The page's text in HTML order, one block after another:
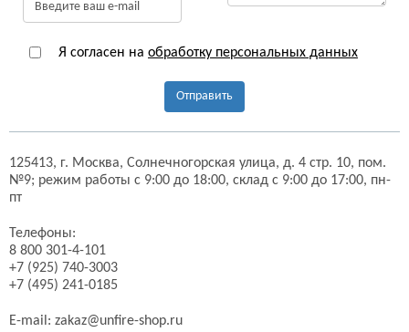
Я согласен на обработку персональных данных
Отправить
125413, г. Москва, Солнечногорская улица, д. 4 стр. 10, пом.
№9; режим работы с 9:00 до 18:00, склад с 9:00 до 17:00, пн-
пт
Телефоны:
8 800 301-4-101
+7 (925) 740-3003
+7 (495) 241-0185
E-mail: zakaz@unfire-shop.ru